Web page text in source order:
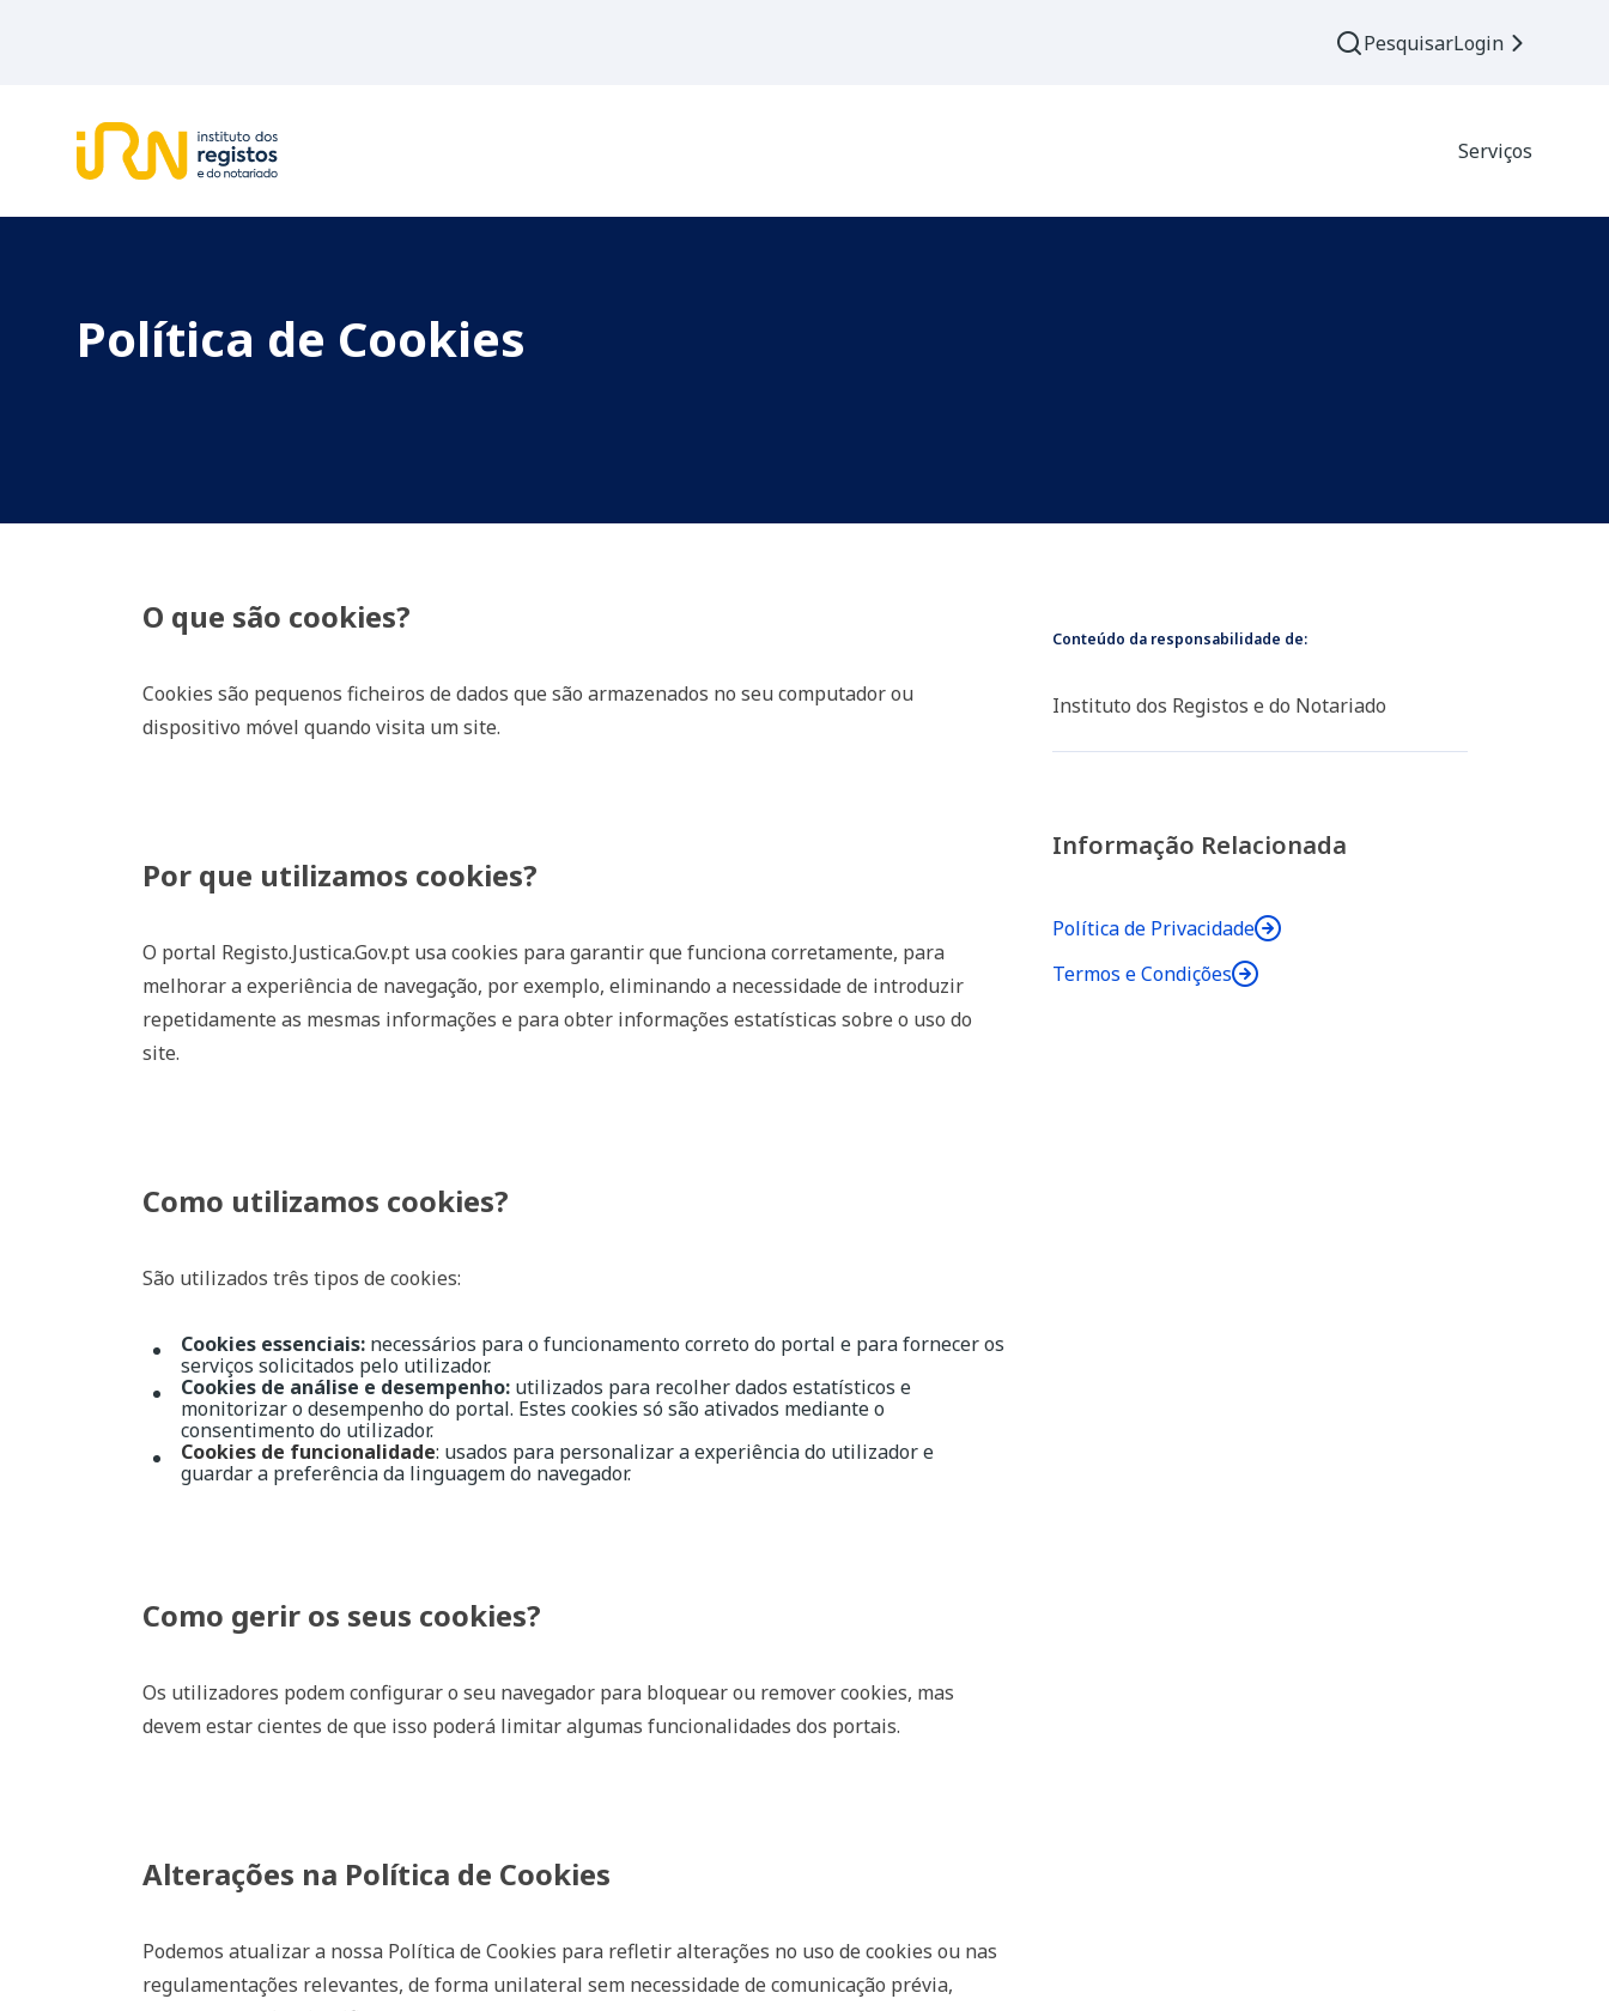
PesquisarLogin
Serviços
Política de Cookies
O que são cookies?
Cookies são pequenos ficheiros de dados que são armazenados no seu computador ou
dispositivo móvel quando visita um site.
Por que utilizamos cookies?
O portal Registo.Justica.Gov.pt usa cookies para garantir que funciona corretamente, para
melhorar a experiência de navegação, por exemplo, eliminando a necessidade de introduzir
repetidamente as mesmas informações e para obter informações estatísticas sobre o uso do
site.
Como utilizamos cookies?
São utilizados três tipos de cookies:
Cookies essenciais:necessários para o funcionamento correto do portal e para fornecer os
serviços solicitados pelo utilizador.
Cookies de análise e desempenho:utilizados para recolher dados estatísticos e
monitorizar o desempenho do portal. Estes cookies só são ativados mediante o
consentimento do utilizador.
Cookies de funcionalidade: usados para personalizar a experiência do utilizador e
guardar a preferência da linguagem do navegador.
Como gerir os seus cookies?
Os utilizadores podem configurar o seu navegador para bloquear ou remover cookies, mas
devem estar cientes de que isso poderá limitar algumas funcionalidades dos portais.
Alterações na Política de Cookies
Podemos atualizar a nossa Política de Cookies para refletir alterações no uso de cookies ou nas
regulamentações relevantes, de forma unilateral sem necessidade de comunicação prévia,
Conteúdo da responsabilidade de:
Instituto dos Registos e do Notariado
Informação Relacionada
Política de Privacidade
Termos e Condições